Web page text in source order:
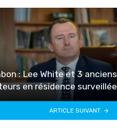
: Lee White et 3 anciens
en résidence surveillée
ARTICLE SUIVANT